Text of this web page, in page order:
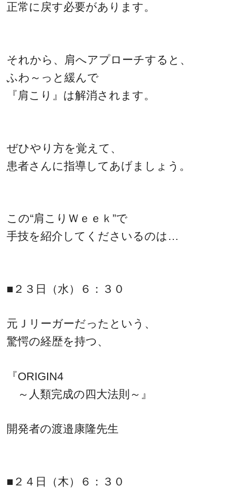
正常に戻す必要があります。
それから、肩へアプローチすると、
ふわ～っと緩んで
『肩こり』は解消されます。
ぜひやり方を覚えて、
患者さんに指導してあげましょう。
この“肩こりＷｅｅｋ”で
手技を紹介してくださいるのは…
■２３日（水）６：３０
元Ｊリーガーだったという、
驚愕の経歴を持つ、
『ORIGIN4
～人類完成の四大法則～』
開発者の渡邉康隆先生
■２４日（木）６：３０